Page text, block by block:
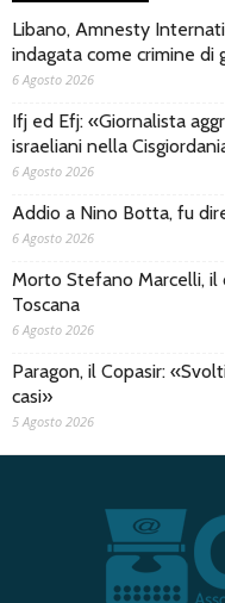
Libano, Amnesty
indagata come crimine di
6 Agosto 2026
Ifj ed Efj: «Giornalista
israeliani nella
6 Agosto 2026
Addio a Nino Botta, fu
6 Agosto 2026
Morto Stefano Marcelli, il
Toscana
6 Agosto 2026
Paragon, il Copasir:
casi»
5 Agosto 2026